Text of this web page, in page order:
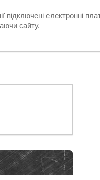
підключені електронні
сайту.